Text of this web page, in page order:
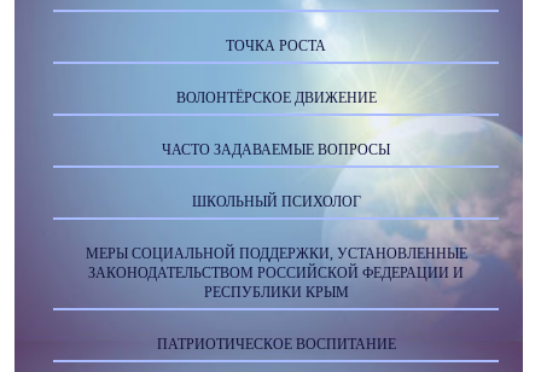
ТОЧКА РОСТА
ВОЛОНТЁРСКОЕ ДВИЖЕНИЕ
ЧАСТО ЗАДАВАЕМЫЕ ВОПРОСЫ
ШКОЛЬНЫЙ ПСИХОЛОГ
МЕРЫ СОЦИАЛЬНОЙ ПОДДЕРЖКИ, УСТАНОВЛЕННЫЕ
ЗАКОНОДАТЕЛЬСТВОМ РОССИЙСКОЙ ФЕДЕРАЦИИ И
РЕСПУБЛИКИ КРЫМ
ПАТРИОТИЧЕСКОЕ ВОСПИТАНИЕ